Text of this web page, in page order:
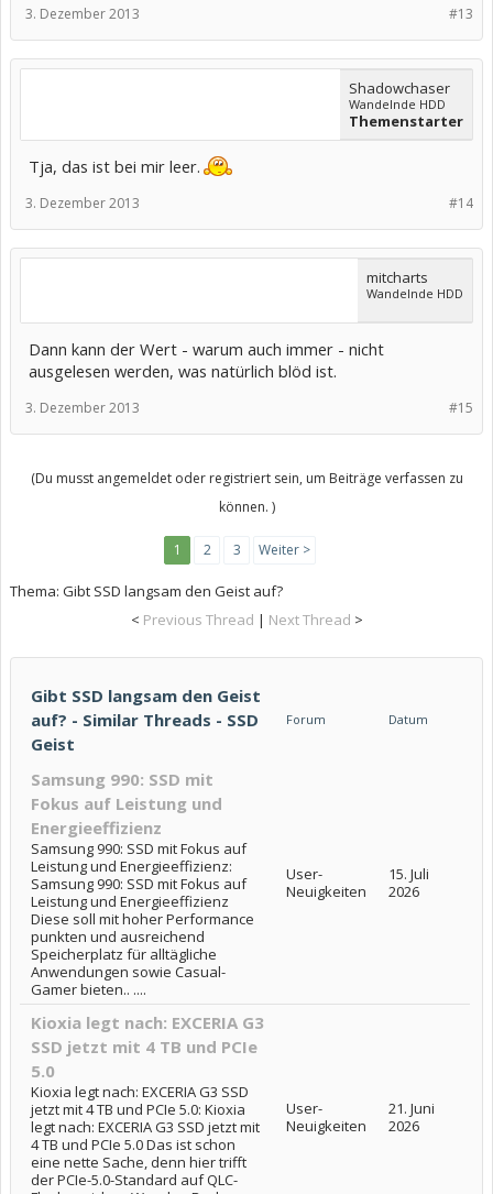
#13
3. Dezember 2013
Shadowchaser
Wandelnde HDD
Themenstarter
Tja, das ist bei mir leer.
#14
3. Dezember 2013
mitcharts
Wandelnde HDD
Dann kann der Wert - warum auch immer - nicht
ausgelesen werden, was natürlich blöd ist.
#15
3. Dezember 2013
(Du musst angemeldet oder registriert sein, um Beiträge verfassen zu
können. )
1 2 3 Weiter >
Thema: Gibt SSD langsam den Geist auf?
< Previous Thread | Next Thread >
Gibt SSD langsam den Geist
auf? - Similar Threads - SSD
Geist
Forum Datum
Samsung 990: SSD mit
Fokus auf Leistung und
Energieeffizienz
Samsung 990: SSD mit Fokus auf
Leistung und Energieeffizienz:
Samsung 990: SSD mit Fokus auf
Leistung und Energieeffizienz
Diese soll mit hoher Performance
punkten und ausreichend
Speicherplatz für alltägliche
Anwendungen sowie Casual-
Gamer bieten.. ....
User-
Neuigkeiten
15. Juli
2026
Kioxia legt nach: EXCERIA G3
SSD jetzt mit 4 TB und PCIe
5.0
Kioxia legt nach: EXCERIA G3 SSD
jetzt mit 4 TB und PCIe 5.0: Kioxia
legt nach: EXCERIA G3 SSD jetzt mit
4 TB und PCIe 5.0 Das ist schon
eine nette Sache, denn hier trifft
der PCIe-5.0-Standard auf QLC-
User-
Neuigkeiten
21. Juni
2026